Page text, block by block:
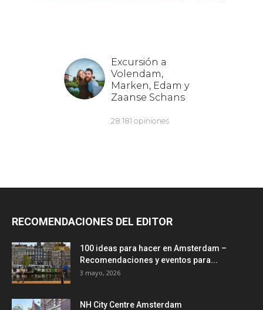
RECOMENDACIONES DEL EDITOR
100 ideas para hacer en Amsterdam –
Recomendaciones y eventos para...
3 mayo, 2026
NH City Centre Amsterdam